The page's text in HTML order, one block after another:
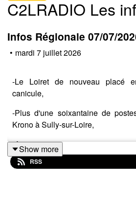
C2LRADIO Les
Infos Régionale 07/07/
• mardi 7 juillet 2026
-Le Loiret de nouveau placé
canicule,
-Plus d'une soixantaine de
Krono à Sully-sur-Loire,
-Attention aux arnaques aux
-A Chuelles pour les animaux la
Show more
RSS